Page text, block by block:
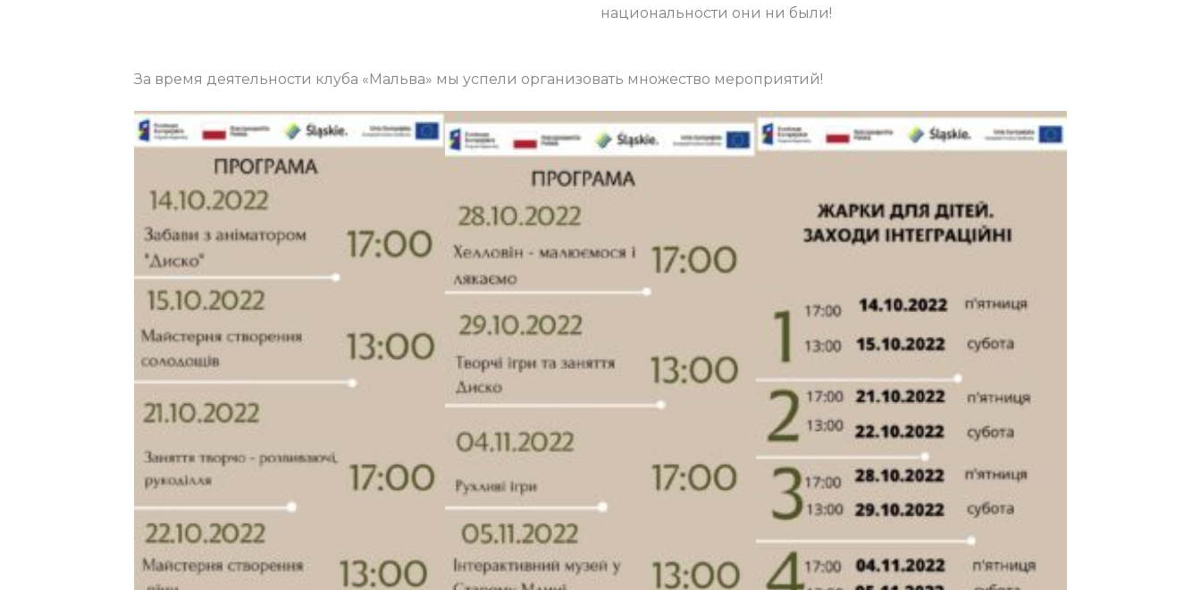
национальности они ни были!
За время деятельности клуба «Мальва» мы успели организовать множество мероприятий!